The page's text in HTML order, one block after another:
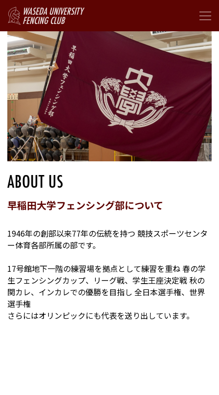
WASEDA UNIVERSITY
FENCING CLUB
ABOUT US
早稲田大学フェンシング部について
1946年の創部以来77年の伝統を持つ 競技スポーツセンタ
ー体育各部所属の部です。
17号館地下一階の練習場を拠点として練習を重ね春の学
生フェンシングカップ、リーグ戦、学生王座決定戦秋の
関カレ、インカレでの優勝を目指し 全日本選手権、世界
選手権
さらにはオリンピックにも代表を送り出しています。